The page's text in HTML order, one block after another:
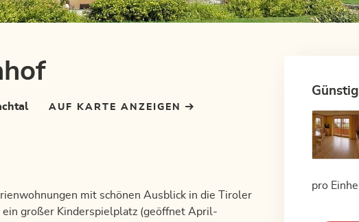
AUF KARTE ANZEIGEN
mit schönen Ausblick in die Tiroler
großer Kinderspielplatz (geöffnet April-
pro